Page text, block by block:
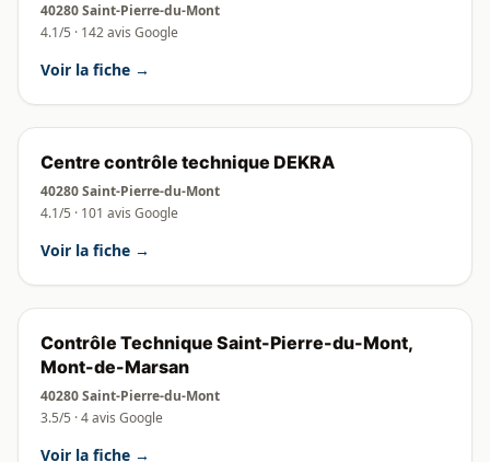
40280 Saint-Pierre-du-Mont
4.1/5 · 142 avis Google
Voir la fiche →
Centre contrôle technique DEKRA
40280 Saint-Pierre-du-Mont
4.1/5 · 101 avis Google
Voir la fiche →
Contrôle Technique Saint-Pierre-du-Mont,
Mont-de-Marsan
40280 Saint-Pierre-du-Mont
3.5/5 · 4 avis Google
Voir la fiche →